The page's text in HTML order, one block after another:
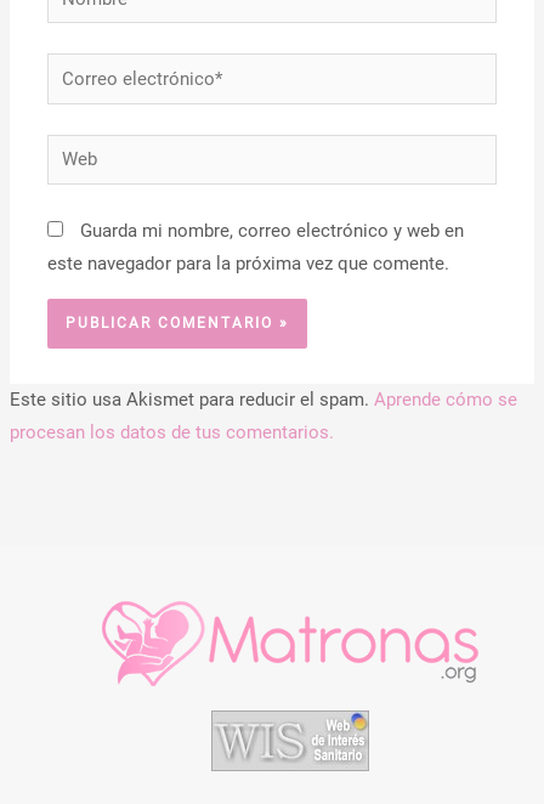
Correo
electrónico*
Web
Guarda mi nombre, correo electrónico y web en
este navegador para la próxima vez que comente.
Este sitio usa Akismet para reducir el spam. Aprende cómo se
procesan los datos de tus comentarios.